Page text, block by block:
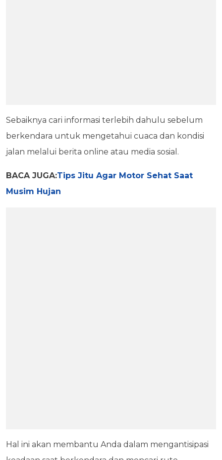
Sebaiknya cari informasi terlebih dahulu sebelum
berkendara untuk mengetahui cuaca dan kondisi
jalan melalui berita online atau media sosial.
BACA JUGA:Tips Jitu Agar Motor Sehat Saat
Musim Hujan
Hal ini akan membantu Anda dalam mengantisipasi